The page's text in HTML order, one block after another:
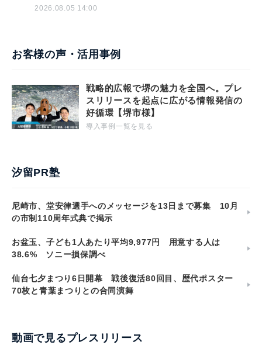
2026.08.05 14:00
お客様の声・活用事例
戦略的広報で堺の魅力を全国へ。プレ
スリリースを起点に広がる情報発信の
好循環【堺市様】
導入事例一覧を見る
汐留PR塾
尼崎市、堂安律選手へのメッセージを13日まで募集 10月
の市制110周年式典で掲示
お盆玉、子ども1人あたり平均9,977円 用意する人は
38.6% ソニー損保調べ
仙台七夕まつり6日開幕 戦後復活80回目、歴代ポスター
70枚と青葉まつりとの合同演舞
動画で見るプレスリリース